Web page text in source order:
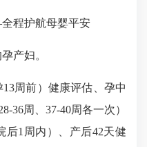
程护航母婴平安
产妇。
周前）健康评估、孕中
36周、37-40周各一次）
后1周内）、产后42天健